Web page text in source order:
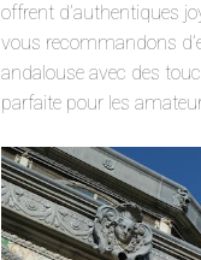
offrent d’authentiques
vous recommandons
andalouse avec des
parfaite pour les